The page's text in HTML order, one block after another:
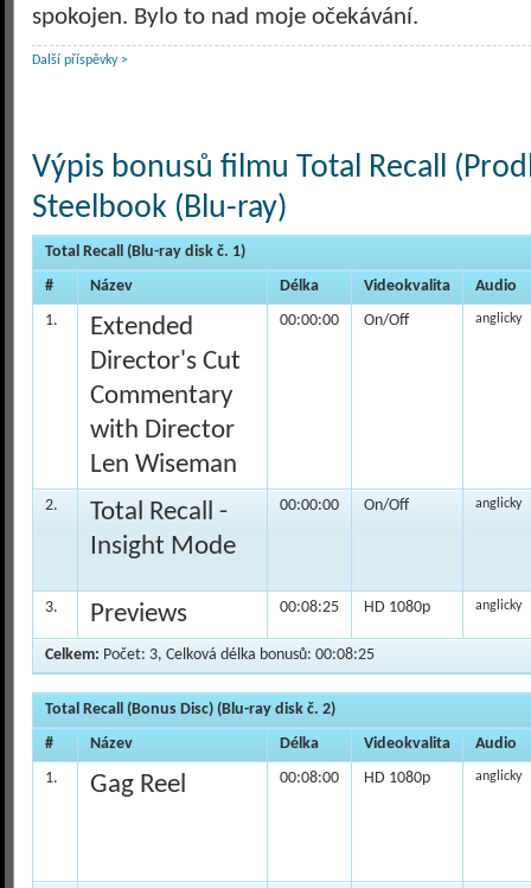
spokojen. Bylo to nad moje očekávání.
Další příspěvky >
Výpis bonusů filmu Total Recall
Steelbook (Blu-ray)
Total Recall (Blu-ray disk č. 1)
#
Název Délka Videokvalita
Audio
1.
Extended
Director's Cut
Commentary
with Director
Len Wiseman
00:00:00 On/Off anglicky
2.
Total Recall -
Insight Mode
00:00:00 On/Off anglicky
3. Previews 00:08:25 HD 1080p anglicky
Celkem: Počet: 3, Celková délka bonusů: 00:08:25
Total Recall (Bonus Disc) (Blu-ray disk č. 2)
#
Název Délka Videokvalita
Audio
1.
Gag Reel 00:08:00 HD 1080p anglicky